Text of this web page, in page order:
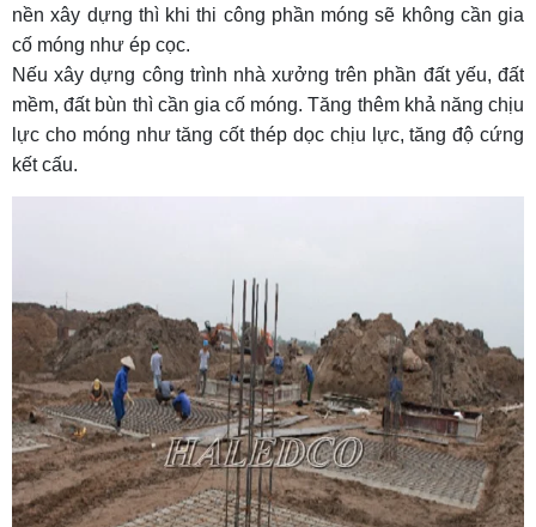
nền xây dựng thì khi thi công phần móng sẽ không cần gia
cố móng như ép cọc.
Nếu xây dựng công trình nhà xưởng trên phần đất yếu, đất
mềm, đất bùn thì cần gia cố móng. Tăng thêm khả năng chịu
lực cho móng như tăng cốt thép dọc chịu lực, tăng độ cứng
kết cấu.